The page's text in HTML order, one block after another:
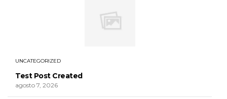
UNCATEGORIZED
Test Post Created
agosto 7, 2026